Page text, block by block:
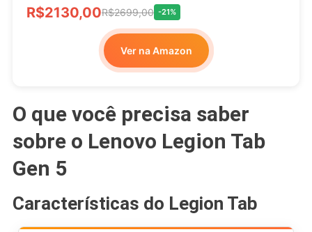
R$2130,00R$2699,00 -21%
Ver na Amazon
O que você precisa saber
sobre o Lenovo Legion Tab
Gen 5
Características do Legion Tab